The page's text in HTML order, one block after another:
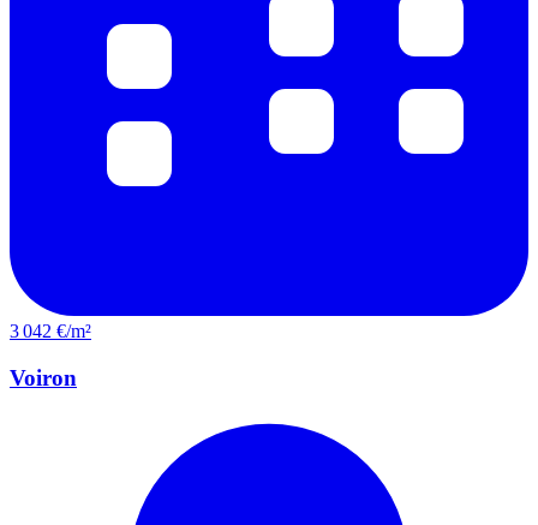
3 042 €/m²
Voiron